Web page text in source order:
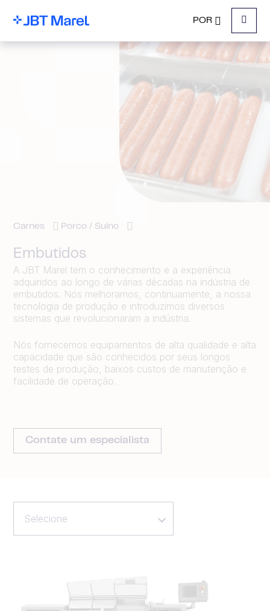
POR
Menu
Carnes Porco / Suíno
Embutidos
A JBT Marel tem o conhecimento e a experiência
adquiridos ao longo de várias décadas na indústria de
embutidos. Nós melhoramos, continuamente, a nossa
tecnologia de produção e introduzimos diversos
sistemas que revolucionaram a indústria.
Nós fornecemos equipamentos de alta qualidade e alta
capacidade que são conhecidos por seus longos
testes de produção, baixos custos de manutenção e
facilidade de operação.
Contate um especialista
Selecione